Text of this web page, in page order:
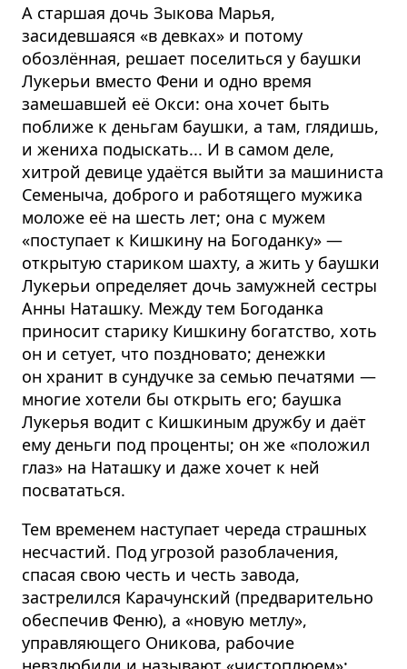
А старшая дочь Зыкова Марья,
засидевшаяся «в девках» и потому
обозлённая, решает поселиться у баушки
Лукерьи вместо Фени и одно время
замешавшей её Окси: она хочет быть
поближе к деньгам баушки, а там, глядишь,
и жениха подыскать... И в самом деле,
хитрой девице удаётся выйти за машиниста
Семеныча, доброго и работящего мужика
моложе её на шесть лет; она с мужем
«поступает к Кишкину на Богоданку» —
открытую стариком шахту, а жить у баушки
Лукерьи определяет дочь замужней сестры
Анны Наташку. Между тем Богоданка
приносит старику Кишкину богатство, хоть
он и сетует, что поздновато; денежки
он хранит в сундучке за семью печатями —
многие хотели бы открыть его; баушка
Лукерья водит с Кишкиным дружбу и даёт
ему деньги под проценты; он же «положил
глаз» на Наташку и даже хочет к ней
посвататься.
Тем временем наступает череда страшных
несчастий. Под угрозой разоблачения,
спасая свою честь и честь завода,
застрелился Карачунский (предварительно
обеспечив Феню), а «новую метлу»,
управляющего Оникова, рабочие